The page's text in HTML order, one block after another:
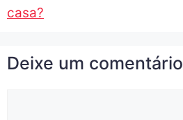
casa?
Deixe um comentário